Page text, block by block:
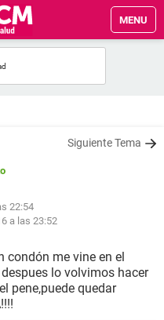
MENU
Siguiente Tema
22:54
a las 23:52
condón me vine en el
lo volvimos hacer
pene,puede quedar